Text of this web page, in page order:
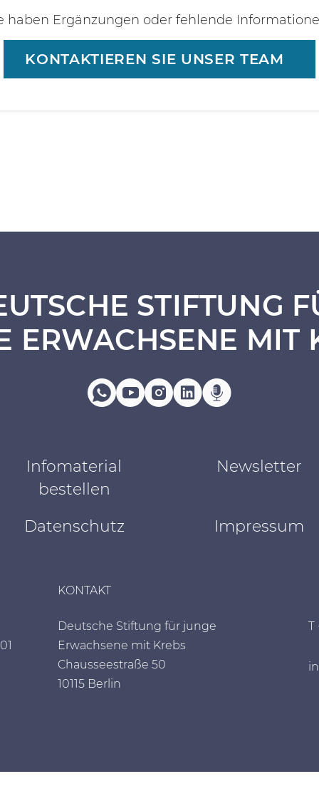
haben Ergänzungen oder fehlende
KONTAKTIEREN SIE UNSER TEAM
STIFTUNG
ERWACHSENE MIT
Infomaterial
bestellen
Newsletter
Datenschutz Impressum
KONTAKT
Deutsche Stiftung für junge
Erwachsene mit Krebs
Chausseestraße 50
10115 Berlin
T